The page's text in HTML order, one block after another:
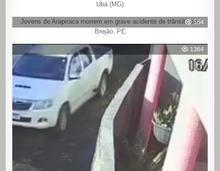
Ubá (MG)
564
Jovens de Arapiraca morrem em grave acidente de trânsito em
Brejão, PE
1364